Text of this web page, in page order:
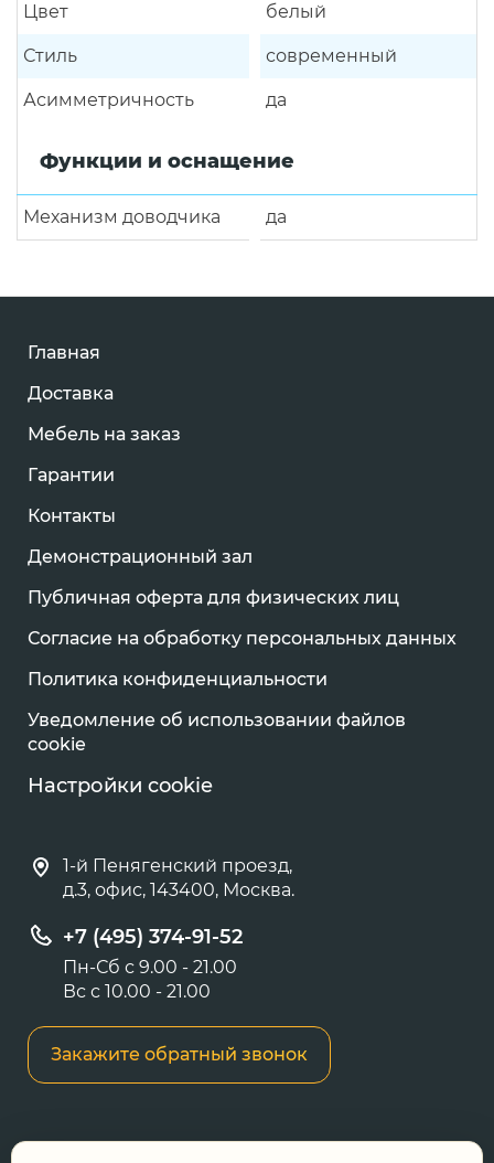
Цвет белый
Стиль современный
Асимметричность да
Функции и оснащение
Механизм доводчика да
Главная
Доставка
Мебель на заказ
Гарантии
Контакты
Демонстрационный зал
Публичная оферта для физических лиц
Согласие на обработку персональных данных
Политика конфиденциальности
Уведомление об использовании файлов
cookie
Настройки cookie
1-й Пенягенский проезд,
д.3, офис, 143400, Москва.
+7 (495) 374-91-52
Пн-Сб с 9.00 - 21.00
Вс с 10.00 - 21.00
Закажите обратный звонок